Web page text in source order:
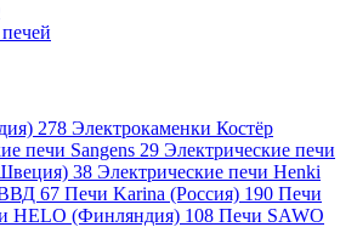
278 Электрокаменки Костёр
печи Sangens 29 Электрические печи
38 Электрические печи Henki
ВВД 67 Печи Karina (Россия) 190 Печи
HELO (Финляндия) 108 Печи SAWO